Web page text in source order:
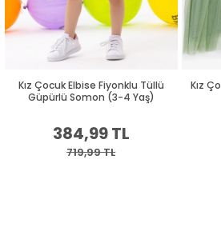
Kız Çocuk Elbise Fiyonklu Tüllü
Güpürlü Somon (3-4 Yaş)
384,99 TL
719,99 TL
Kız